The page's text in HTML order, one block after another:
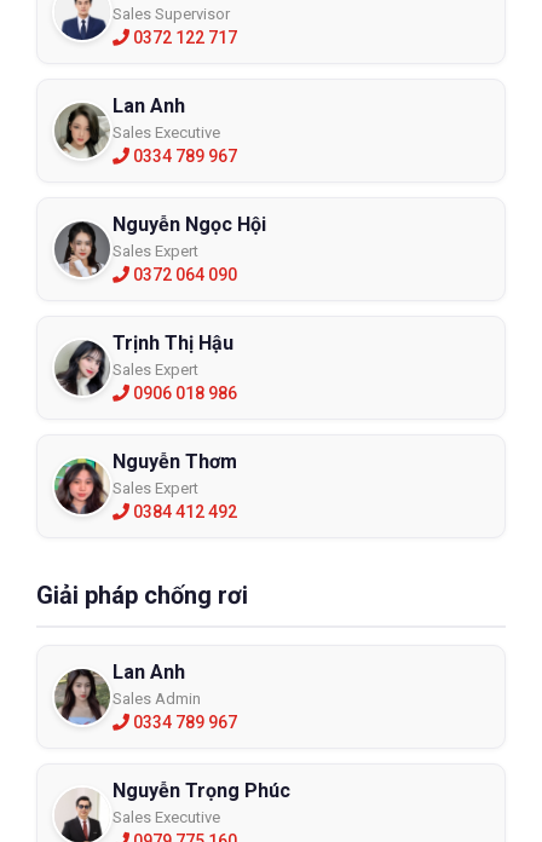
Sales Supervisor
0372 122 717
Lan Anh
Sales Executive
0334 789 967
Nguyễn Ngọc Hội
Sales Expert
0372 064 090
Trịnh Thị Hậu
Sales Expert
0906 018 986
Nguyễn Thơm
Sales Expert
0384 412 492
Giải pháp chống rơi
Lan Anh
Sales Admin
0334 789 967
Nguyễn Trọng Phúc
Sales Executive